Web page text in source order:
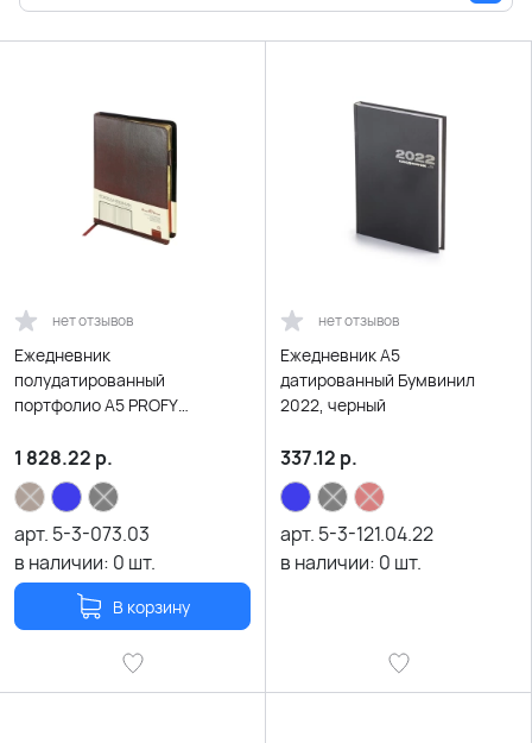
нет отзывов
Ежедневник
полудатированный
портфолио А5 PROFY
1 828.22 р.
арт. 5-3-073.03
в наличии: 0 шт.
В корзину
нет отзывов
Ежедневник А5
датированный Бумвинил
2022, черный
337.12 р.
арт. 5-3-121.04.22
в наличии: 0 шт.